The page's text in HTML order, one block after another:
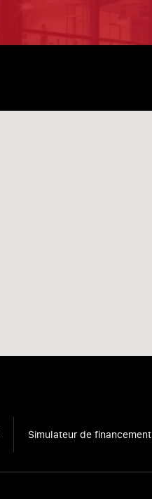
Simulateur de financement